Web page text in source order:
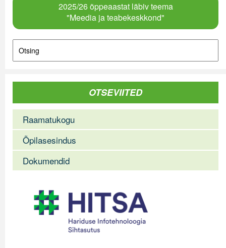
2025/26 õppeaastat läbiv teema
"Meedia ja teabekeskkond"
OTSEVIITED
Raamatukogu
Õpilasesindus
Dokumendid